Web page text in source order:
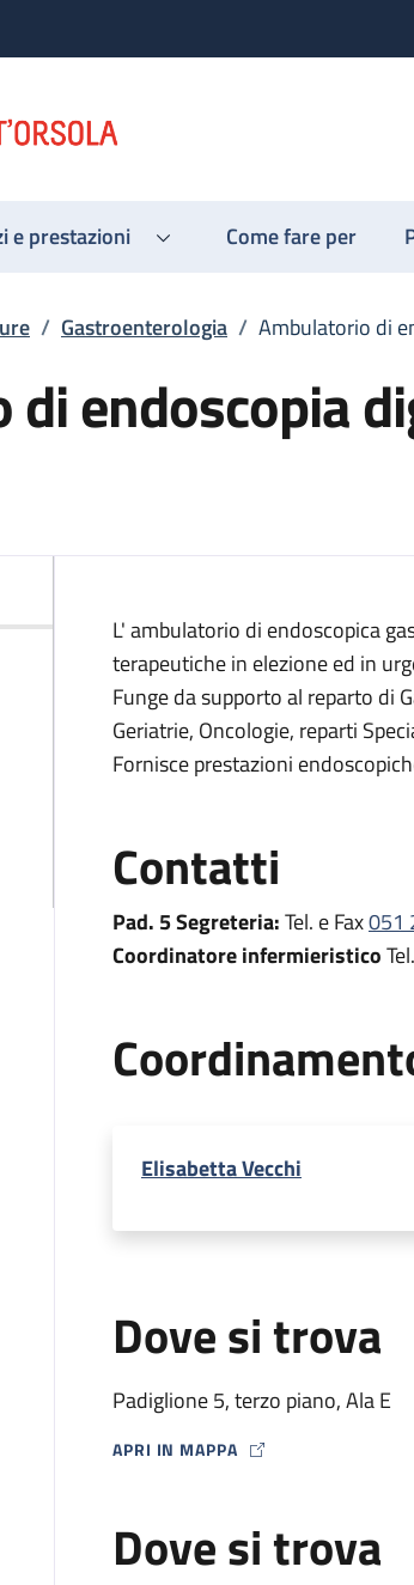
e prestazioni Come fare per
/ Gastroenterologia / Ambulatorio di
endoscopia
di endoscopia digestiva
di endoscopia digestiva
Ambulatorio di endoscopia digestiva
di endoscopia digestiva
di endoscopia digestiva
di endoscopia digestiva
Descrizione
L' ambulatorio di endoscopica
terapeutiche in elezione ed in
Funge da supporto al reparto di
Geriatrie, Oncologie, reparti
Fornisce prestazioni
Contatti
Pad. 5 Segreteria:Tel. e Fax051
Coordinatore infermieristicoTel.
Elisabetta Vecchi
Dove si trova
Padiglione 5, terzo piano, Ala E
APRI IN MAPPA
MAP ICON
Dove si trova